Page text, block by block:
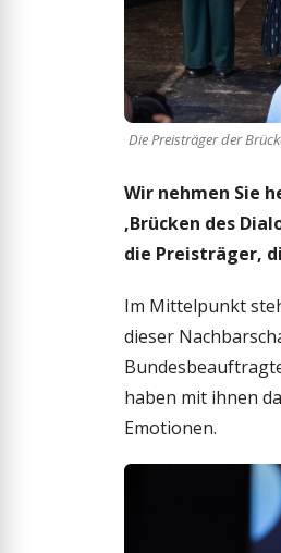
Die Preisträger der
Wir nehmen Sie
‚Brücken des
die Preisträger,
Im Mittelpunkt
dieser
haben mit ihnen
Emotionen.